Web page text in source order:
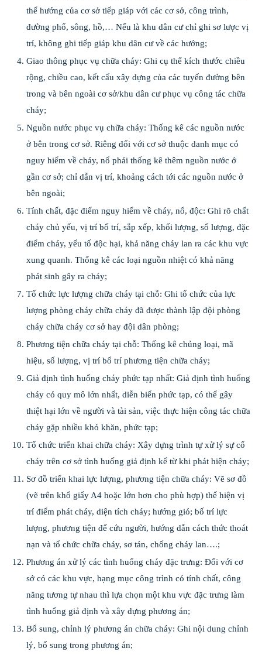
thể hướng của cơ sở tiếp giáp với các cơ sở, công trình,
đường phố, sông, hồ,… Nếu là khu dân cư chỉ ghi sơ lược vị
trí, không ghi tiếp giáp khu dân cư về các hướng;
Giao thông phục vụ chữa cháy: Ghi cụ thể kích thước chiều
rộng, chiều cao, kết cấu xây dựng của các tuyến đường bên
trong và bên ngoài cơ sở/khu dân cư phục vụ công tác chữa
cháy;
Nguồn nước phục vụ chữa cháy: Thống kê các nguồn nước
ở bên trong cơ sở. Riêng đối với cơ sở thuộc danh mục có
nguy hiểm về cháy, nổ phải thống kê thêm nguồn nước ở
gần cơ sở; chỉ dẫn vị trí, khoảng cách tới các nguồn nước ở
bên ngoài;
Tính chất, đặc điểm nguy hiểm về cháy, nổ, độc: Ghi rõ chất
cháy chủ yếu, vị trí bố trí, sắp xếp, khối lượng, số lượng, đặc
điểm cháy, yếu tố độc hại, khả năng cháy lan ra các khu vực
xung quanh. Thống kê các loại nguồn nhiệt có khả năng
phát sinh gây ra cháy;
Tổ chức lực lượng chữa cháy tại chỗ: Ghi tổ chức của lực
lượng phòng cháy chữa cháy đã được thành lập đội phòng
cháy chữa cháy cơ sở hay đội dân phòng;
Phương tiện chữa cháy tại chỗ: Thống kê chủng loại, mã
hiệu, số lượng, vị trí bố trí phương tiện chữa cháy;
Giả định tình huống cháy phức tạp nhất: Giả định tình huống
cháy có quy mô lớn nhất, diễn biến phức tạp, có thể gây
thiệt hại lớn về người và tài sản, việc thực hiện công tác chữa
cháy gặp nhiều khó khăn, phức tạp;
Tổ chức triển khai chữa cháy: Xây dựng trình tự xử lý sự cố
cháy trên cơ sở tình huống giả định kể từ khi phát hiện cháy;
Sơ đồ triển khai lực lượng, phương tiện chữa cháy: Vẽ sơ đồ
(vẽ trên khổ giấy A4 hoặc lớn hơn cho phù hợp) thể hiện vị
trí điểm phát cháy, diện tích cháy; hướng gió; bố trí lực
lượng, phương tiện để cứu người, hướng dẫn cách thức thoát
nạn và tổ chức chữa cháy, sơ tán, chống cháy lan….;
Phương án xử lý các tình huống cháy đặc trưng: Đối với cơ
sở có các khu vực, hạng mục công trình có tính chất, công
năng tương tự nhau thì lựa chọn một khu vực đặc trưng làm
tình huống giả định và xây dựng phương án;
Bổ sung, chỉnh lý phương án chữa cháy: Ghi nội dung chỉnh
lý, bổ sung trong phương án;